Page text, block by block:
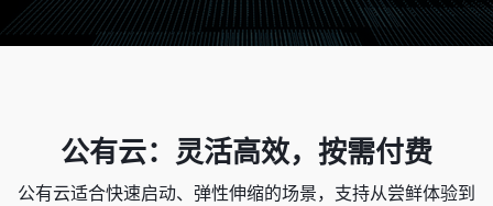
公有云：灵活高效，按需付费
公有云适合快速启动、弹性伸缩的场景，支持从尝鲜体验到